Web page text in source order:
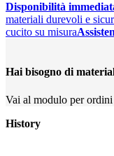
Disponibilità
materiali durevoli e
cucito su misura
Hai bisogno di
Vai al modulo per
History